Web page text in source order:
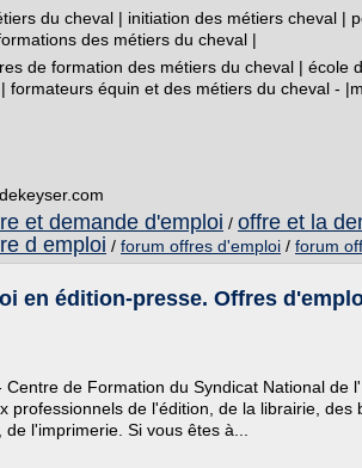
du cheval | initiation des métiers cheval |
des métiers du cheval |
de formation des métiers du cheval | école
formateurs équin et des métiers du cheval -
et demande d'emploi / offre et la
d emploi / forum offres d'emploi / forum
en édition-presse. Offres
Centre de Formation du Syndicat National de
professionnels de l'édition, de la librairie, des
l'imprimerie. Si vous êtes à...